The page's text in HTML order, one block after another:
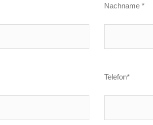
Nachname *
Telefon*